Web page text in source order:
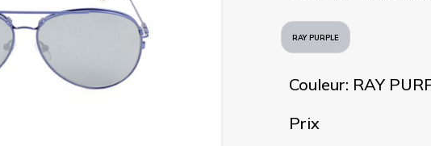
RAY PURPLE
Couleur: RAY
Prix